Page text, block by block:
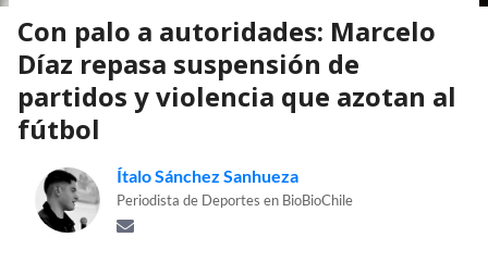
Con palo a autoridades: Marcelo
Díaz repasa suspensión de
partidos y violencia que azotan al
fútbol
Ítalo Sánchez Sanhueza
Periodista de Deportes en BioBioChile